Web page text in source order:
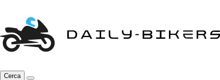
Cerca